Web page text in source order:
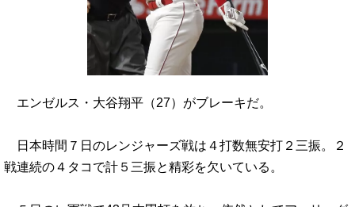
エンゼルス・大谷翔平（27）がブレーキだ。
日本時間７日のレンジャーズ戦は４打数無安打２三振。２
戦連続の４タコで計５三振と精彩を欠いている。